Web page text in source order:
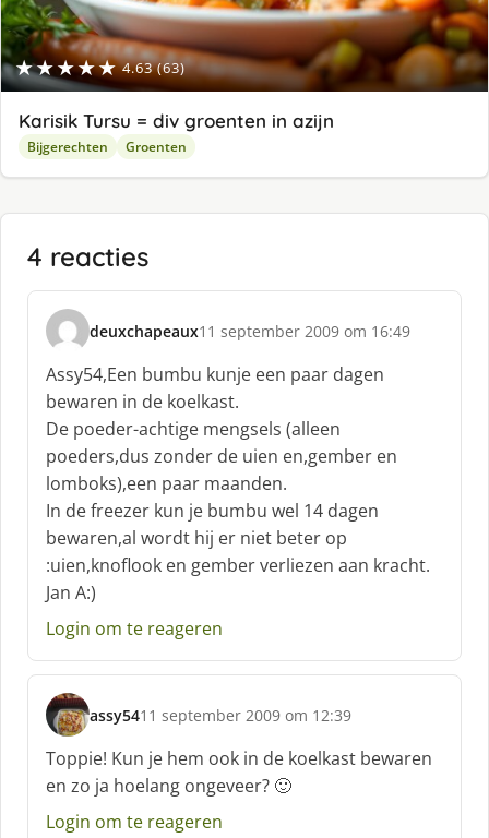
★★★★★ 4.63 (63)
Karisik Tursu = div groenten in azijn
Bijgerechten Groenten
4 reacties
deuxchapeaux
s
c
h
r
e
e
f
:
11 september 2009 om 16:49
Assy54,Een bumbu kunje een paar dagen
bewaren in de koelkast.
De poeder-achtige mengsels (alleen
poeders,dus zonder de uien en,gember en
lomboks),een paar maanden.
In de freezer kun je bumbu wel 14 dagen
bewaren,al wordt hij er niet beter op
:uien,knoflook en gember verliezen aan kracht.
Jan A:)
Login om te reageren
assy54
s
c
h
r
e
11 september 2009 om 12:39
Toppie! Kun je hem ook in de koelkast bewaren
en zo ja hoelang ongeveer? 🙂
Login om te reageren